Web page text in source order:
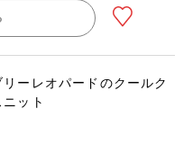
リーレオパードのクールク
ニット